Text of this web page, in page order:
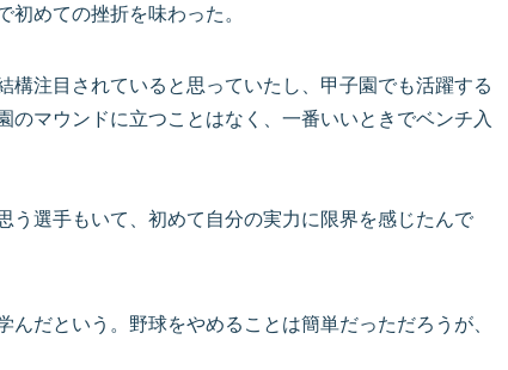
めての挫折を味わった。
構注目されていると思っていたし、甲子園でも活躍する
のマウンドに立つことはなく、一番いいときでベンチ入
う選手もいて、初めて自分の実力に限界を感じたんで
だという。野球をやめることは簡単だっただろうが、